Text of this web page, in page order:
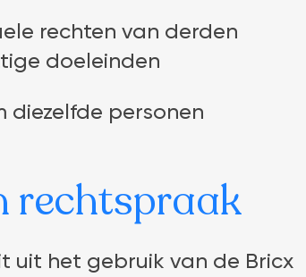
rechten van derden
doeleinden
diezelfde personen
rechtspraak
uit het gebruik van de Bricx